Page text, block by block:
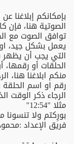
بإمكانكم إبلاغنا
الصوتية هنا،
توافق الصوت مع
يعمل بشكل جيد،
التي يجب أن يظهر
الحلقات أو
منكم ابلاغنا هنا،
رقم او اسم
الرجاء ذكر
مثلا "12:54"
بورِكتم ولا
فريق الإعداد